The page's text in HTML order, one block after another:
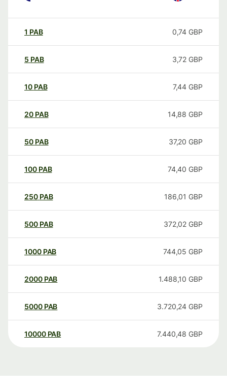
1 PAB 0,74 GBP
5 PAB 3,72 GBP
10 PAB 7,44 GBP
20 PAB 14,88 GBP
50 PAB 37,20 GBP
100 PAB 74,40 GBP
250 PAB 186,01 GBP
500 PAB 372,02 GBP
1000 PAB 744,05 GBP
2000 PAB 1.488,10 GBP
5000 PAB 3.720,24 GBP
10000 PAB 7.440,48 GBP